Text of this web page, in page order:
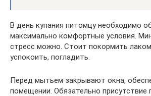
В день купания питомцу необходимо
максимально комфортные условия.
стресс можно. Стоит покормить
успокоить, погладить.
Перед мытьем закрывают окна,
помещении. Обязательно присутствие